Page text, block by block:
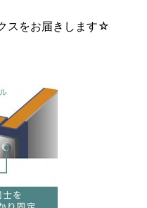
スをお届きします☆